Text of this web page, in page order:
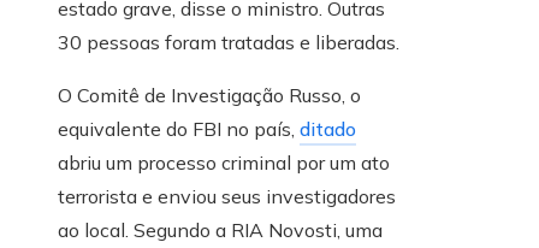
estado grave, disse o ministro. Outras
30 pessoas foram tratadas e liberadas.
O Comitê de Investigação Russo, o
equivalente do FBI no país, ditado
abriu um processo criminal por um ato
terrorista e enviou seus investigadores
ao local. Segundo a RIA Novosti, uma